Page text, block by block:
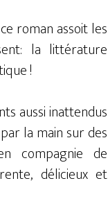
roman assoit les
la littérature
!
aussi inattendus
la main sur des
compagnie de
délicieux et